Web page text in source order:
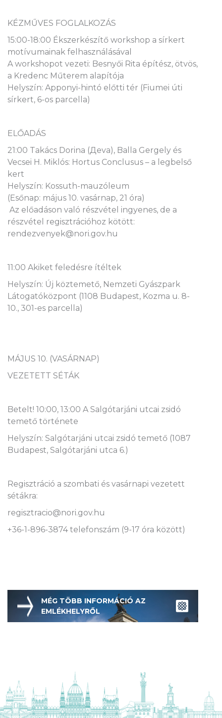
KÉZMŰVES FOGLALKOZÁS
15:00-18:00 Ékszerkészítő workshop a sírkert
motívumainak felhasználásával
A workshopot vezeti: Besnyői Rita építész, ötvös,
a Kredenc Műterem alapítója
Helyszín: Apponyi-hintó előtti tér (Fiumei úti
sírkert, 6-os parcella)
ELŐADÁS
21:00 Takács Dorina (Дeva), Balla Gergely és
Vecsei H. Miklós: Hortus Conclusus – a legbelső
kert
Helyszín: Kossuth-mauzóleum
(Esőnap: május 10. vasárnap, 21 óra)
Az előadáson való részvétel ingyenes, de a
részvétel regisztrációhoz kötött:
rendezvenyek@nori.gov.hu
11:00 Akiket feledésre ítéltek
Helyszín: Új köztemető, Nemzeti Gyászpark
Látogatóközpont (1108 Budapest, Kozma u. 8-
10., 301-es parcella)
MÁJUS 10. (VASÁRNAP)
VEZETETT SÉTÁK
Betelt! 10:00, 13:00 A Salgótarjáni utcai zsidó
temető története
Helyszín: Salgótarjáni utcai zsidó temető (1087
Budapest, Salgótarjáni utca 6.)
Regisztráció a szombati és vasárnapi vezetett
sétákra:
regisztracio@nori.gov.hu
+36-1-896-3874 telefonszám (9-17 óra között)
MÉG TÖBB INFORMÁCIÓ AZ
EMLÉKHELYRŐL